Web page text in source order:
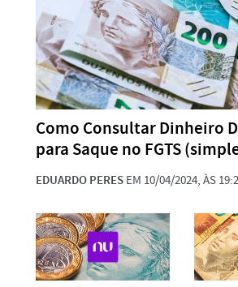
Como Consultar Dinheiro
para Saque no FGTS
EDUARDO PERES EM 10/04/2024, ÀS